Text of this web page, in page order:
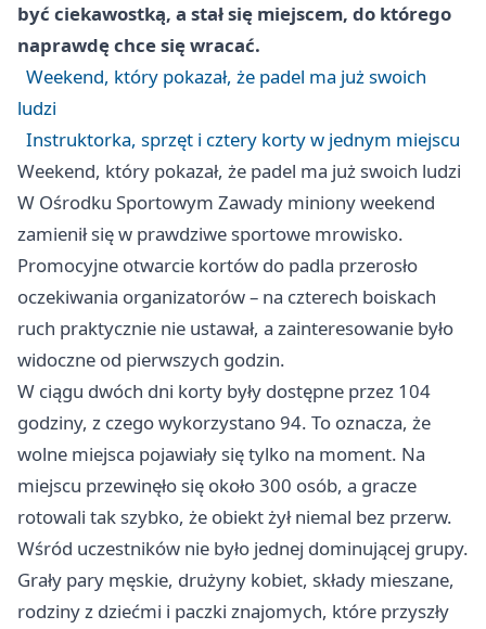
być ciekawostką, a stał się miejscem, do którego
naprawdę chce się wracać.
Weekend, który pokazał, że padel ma już swoich
ludzi
Instruktorka, sprzęt i cztery korty w jednym miejscu
Weekend, który pokazał, że padel ma już swoich ludzi
W Ośrodku Sportowym Zawady miniony weekend
zamienił się w prawdziwe sportowe mrowisko.
Promocyjne otwarcie kortów do padla przerosło
oczekiwania organizatorów – na czterech boiskach
ruch praktycznie nie ustawał, a zainteresowanie było
widoczne od pierwszych godzin.
W ciągu dwóch dni korty były dostępne przez 104
godziny, z czego wykorzystano 94. To oznacza, że
wolne miejsca pojawiały się tylko na moment. Na
miejscu przewinęło się około 300 osób, a gracze
rotowali tak szybko, że obiekt żył niemal bez przerw.
Wśród uczestników nie było jednej dominującej grupy.
Grały pary męskie, drużyny kobiet, składy mieszane,
rodziny z dziećmi i paczki znajomych, które przyszły